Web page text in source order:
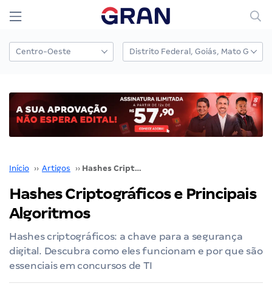
Início ›› Artigos ›› Hashes Criptográficos e Principais Algoritmos
Hashes Criptográficos e Principais
Algoritmos
Hashes criptográficos: a chave para a segurança
digital. Descubra como eles funcionam e por que são
essenciais em concursos de TI